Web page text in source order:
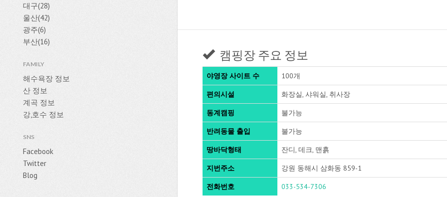
대구(28)
울산(42)
광주(6)
부산(16)
FAMILY
해수욕장 정보
산 정보
계곡 정보
강,호수 정보
SNS
Facebook
Twitter
Blog
캠핑장 주요 정보
야영장 사이트 수 100개
편의시설 화장실, 샤워실, 취사장
동계캠핑 불가능
반려동물 출입 불가능
땅바닥형태 잔디, 데크, 맨흙
지번주소 강원 동해시 삼화동 859-1
전화번호 033-534-7306